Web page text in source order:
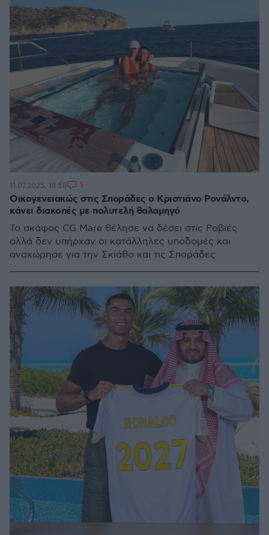
Οικογενειακώς στις Σποράδες ο Κριστιάνο Ρονάλντο,
κάνει διακοπές με πολυτελή θαλαμηγό
Το σκάφος CG Mare θέλησε να δέσει στις Ροβιές
αλλά δεν υπήρχαν οι κατάλληλες υποδομές και
αναχώρησε για την Σκιάθο και τις Σποράδες
11.07.2025, 18:58 5